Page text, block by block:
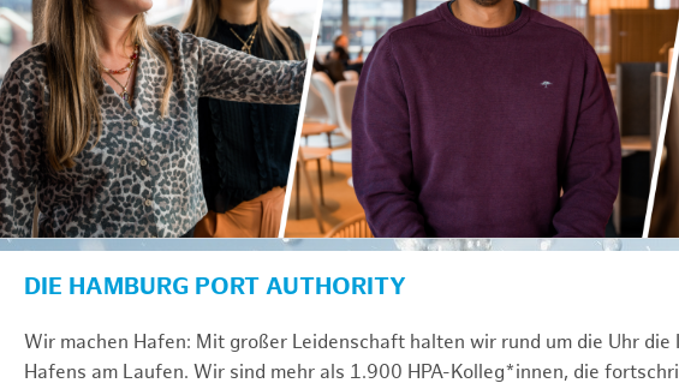
DIE HAMBURG PORT AUTHORITY
Wir machen Hafen: Mit großer Leidenschaft halten wir rund um die Uhr
Hafens am Laufen. Wir sind mehr als 1.900 HPA-Kolleg*innen, die